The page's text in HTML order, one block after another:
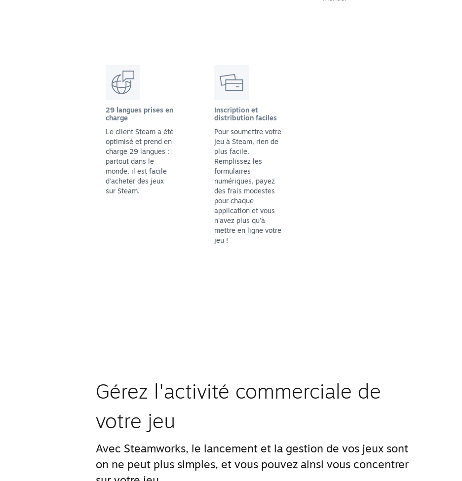
29 langues prises en
charge
Le client Steam a été
optimisé et prend en
charge 29 langues :
partout dans le
monde, il est facile
d'acheter des jeux
sur Steam.
Inscription et
distribution faciles
Pour soumettre votre
jeu à Steam, rien de
plus facile.
Remplissez les
formulaires
numériques, payez
des frais modestes
pour chaque
application et vous
n'avez plus qu'à
mettre en ligne votre
jeu !
Gérez l'activité commerciale de
votre jeu
Avec Steamworks, le lancement et la gestion de vos jeux sont
on ne peut plus simples, et vous pouvez ainsi vous concentrer